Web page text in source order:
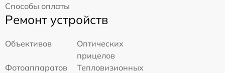
Способы оплаты
Ремонт устройств
Объективов
Оптических
прицелов
Фотоаппаратов
Тепловизионных